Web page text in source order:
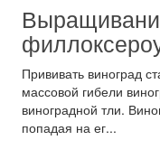
Прививать виноград
массовой гибели
виноградной тли.
попадая на ег...